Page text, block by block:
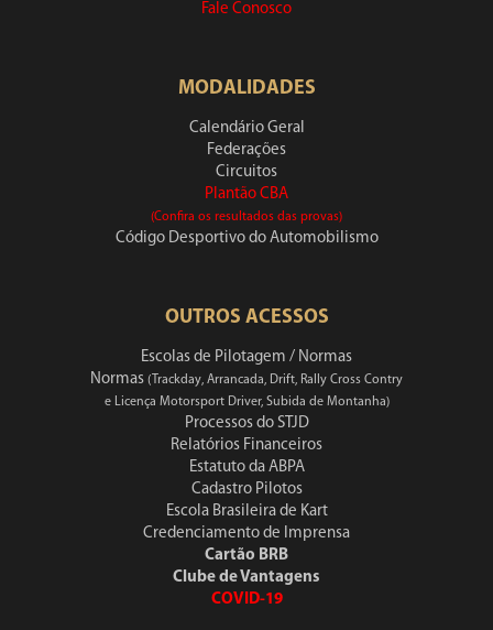
Fale Conosco
MODALIDADES
Calendário Geral
Federações
Circuitos
Plantão CBA
(Confira os resultados das provas)
Código Desportivo do Automobilismo
OUTROS ACESSOS
Escolas de Pilotagem / Normas
Normas (Trackday, Arrancada, Drift, Rally Cross Contry
e Licença Motorsport Driver, Subida de Montanha)
Processos do STJD
Relatórios Financeiros
Estatuto da ABPA
Cadastro Pilotos
Escola Brasileira de Kart
Credenciamento de Imprensa
Cartão BRB
Clube de Vantagens
COVID-19